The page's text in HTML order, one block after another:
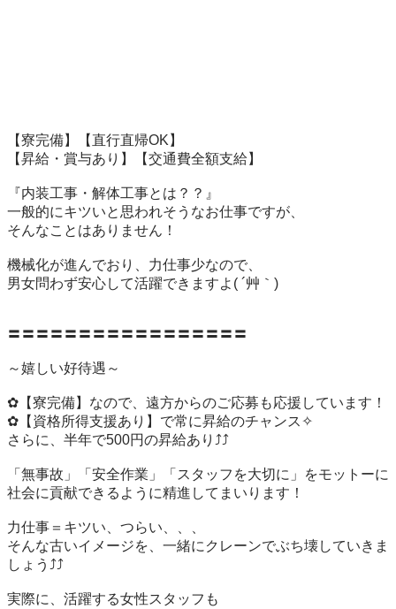
【寮完備】【直行直帰OK】
【昇給・賞与あり】【交通費全額支給】
『内装工事・解体工事とは？？』
一般的にキツいと思われそうなお仕事ですが、
そんなことはありません！
機械化が進んでおり、力仕事少なので、
男女問わず安心して活躍できますよ( ´艸｀)
〓〓〓〓〓〓〓〓〓〓〓〓〓〓〓〓〓
～嬉しい好待遇～
✿【寮完備】なので、遠方からのご応募も応援しています！
✿【資格所得支援あり】で常に昇給のチャンス✧
さらに、半年で500円の昇給あり⤴⤴
「無事故」「安全作業」「スタッフを大切に」をモットーに
社会に貢献できるように精進してまいります！
力仕事＝キツい、つらい、、、
そんな古いイメージを、一緒にクレーンでぶち壊していきま
しょう⤴⤴
実際に、活躍する女性スタッフも